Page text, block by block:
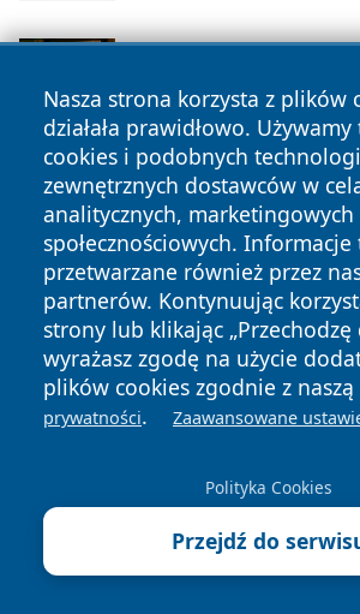
8 sierpnia 2026
adresy, telefony,
7 sierpnia 2026
Poręba Dzierżna
ofiarach pacyfikacji.
program
7 sierpnia 2026
Trzy sołectwa, jedna
dożynkowa noc w
7 sierpnia 2026
zagrożeniami
7 sierpnia 2026
„Dwójka” i
Nasza strona korzysta z plików
działała prawidłowo.
cookies i podobnych
zewnętrznych dostawców w
analitycznych, marketingowych
społecznościowych.
przetwarzane również przez
partnerów. Kontynuując
strony lub klikając
wyrażasz zgodę na użycie
plików cookies zgodnie z naszą
prywatności. Zaawansowane
Polityka Cookies
Przejdź do